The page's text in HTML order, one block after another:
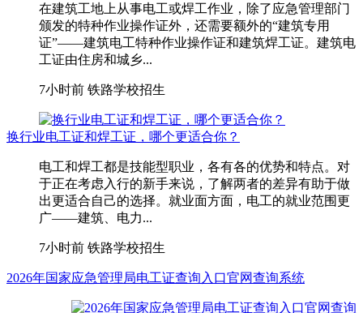
在建筑工地上从事电工或焊工作业，除了应急管理部门
颁发的特种作业操作证外，还需要额外的“建筑专用
证”——建筑电工特种作业操作证和建筑焊工证。建筑电
工证由住房和城乡...
7小时前 铁路学校招生
换行业电工证和焊工证，哪个更适合你？
电工和焊工都是技能型职业，各有各的优势和特点。对
于正在考虑入行的新手来说，了解两者的差异有助于做
出更适合自己的选择。就业面方面，电工的就业范围更
广——建筑、电力...
7小时前 铁路学校招生
2026年国家应急管理局电工证查询入口官网查询系统